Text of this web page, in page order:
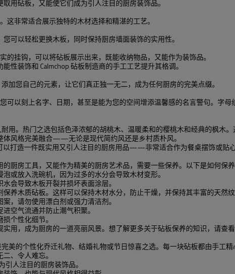
用砧板，又能使它们成为引人注目的厨房装饰品。
这非常适合展示独特的木材选择和精湛的工艺。
可以轻松更换木板，同时保持厨房墙面装饰的实用性。
挂钩，可以将砧板展示出来，既能收纳物品，又能作为装饰品。
性装饰和 Calmchop 砧板制造商的手工工艺提升其格调。
加您自己的元素，让它们真正独一无二，成为任何厨房的完美点缀。
可以刻上名字、日期，甚至是能为您的空间增添温馨感的名言警句。字
用。热门之选包括色泽浓郁的胡桃木、温暖柔和的樱桃木和经典的枫木
风格完美融合——无论是现代简约风还是乡村质朴风。
以打造一件既实用又引人注目的厨房用品——非常适合作为餐桌摆饰或贴心
厨房工具，又能作为精美的厨房艺术品，需要一些保养。以下是如何保
或放入洗碗机，因为过多的水分会导致木材变形。
会导致木板开裂并损坏表面涂层。
养木质砧板。这样可以保持木材水分，防止干燥，并保持其丰富的天然纹
，请勿使用漂白剂或强力清洁剂。
空气流通并防止潮气积聚。
个性化细节。
用，成为厨房的一道亮丽风景。想了解更多关于砧板保养的知识，请查
美的个性化乔迁礼物、结婚礼物或节日惊喜之选。每一块砧板都由手工
、令人难忘。
人注目的厨房装饰品。